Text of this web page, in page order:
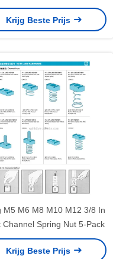
Krijg Beste Prijs
M5 M6 M8 M10 M12 3/8 In
Channel Spring Nut 5-Pack
Krijg Beste Prijs